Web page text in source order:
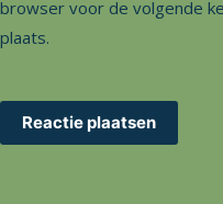
browser voor de volgende
plaats.
Reactie plaatsen